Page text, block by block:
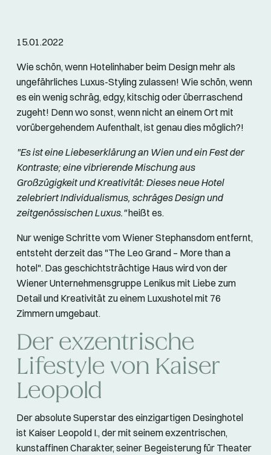
15.01.2022
Wie schön, wenn Hotelinhaber beim Design mehr als
ungefährliches Luxus-Styling zulassen! Wie schön, wenn
es ein wenig schräg, edgy, kitschig oder überraschend
zugeht! Denn wo sonst, wenn nicht an einem Ort mit
vorübergehendem Aufenthalt, ist genau dies möglich?!
"Es ist eine Liebeserklärung an Wien und ein Fest der
Kontraste; eine vibrierende Mischung aus
Großzügigkeit und Kreativität: Dieses neue Hotel
zelebriert Individualismus, schräges Design und
zeitgenössischen Luxus."heißt es.
Nur wenige Schritte vom Wiener Stephansdom entfernt,
entsteht derzeit das "The Leo Grand – More than a
hotel". Das geschichtsträchtige Haus wird von der
Wiener Unternehmensgruppe Lenikus mit Liebe zum
Detail und Kreativität zu einem Luxushotel mit 76
Zimmern umgebaut.
Der exzentrische
Lifestyle von Kaiser
Leopold
Der absolute Superstar des einzigartigen Desinghotel
ist Kaiser Leopold I., der mit seinem exzentrischen,
kunstaffinen Charakter, seiner Begeisterung für Theater